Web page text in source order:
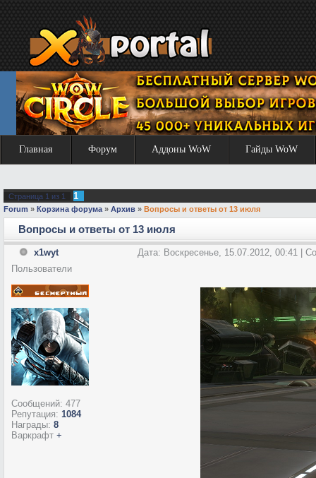
Главная Форум Аддоны WoW Гайды WoW
Страница 1 из 1 1
Forum » Корзина форума » Архив » Вопросы и ответы от 13 июля
Вопросы и ответы от 13 июля
x1wyt
Дата: Воскресенье, 15.07.2012, 00:41 |
Пользователи
Сообщений: 477
Репутация: 1084
Награды: 8
Варкрафт +